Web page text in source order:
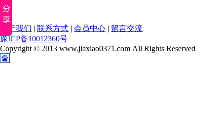
关于我们 | 联系方式 | 会员中心 | 留言交流
豫ICP备10012360号
Copyright © 2013 www.jiaxiao0371.com All Rights Reserved